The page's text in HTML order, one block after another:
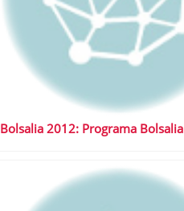
Bolsalia 2012: Programa Bolsalia